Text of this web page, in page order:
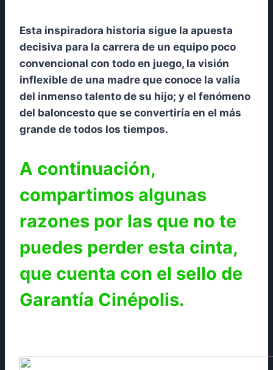
Esta inspiradora historia sigue la apuesta
decisiva para la carrera de un equipo poco
convencional con todo en juego, la visión
inflexible de una madre que conoce la valía
del inmenso talento de su hijo; y el fenómeno
del baloncesto que se convertiría en el más
grande de todos los tiempos.
A continuación,
compartimos algunas
razones por las que no te
puedes perder esta cinta,
que cuenta con el sello de
Garantía Cinépolis.